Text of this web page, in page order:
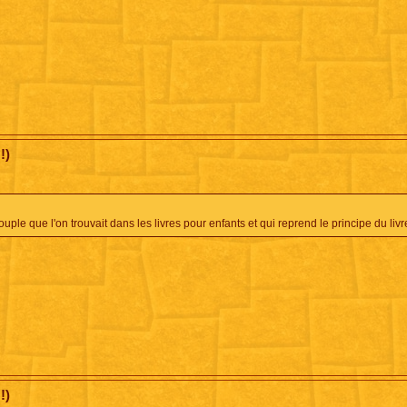
que l'on trouvait dans les livres pour enfants et qui reprend le principe du